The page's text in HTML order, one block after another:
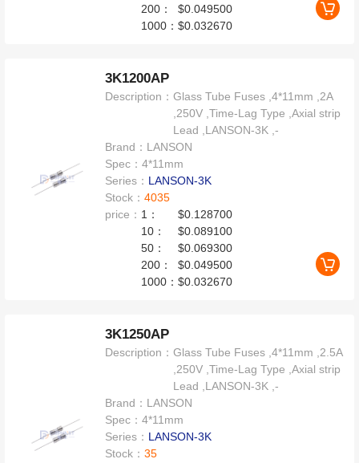
200：
$0.049500
1000：$0.032670
3K1200AP
Description：Glass Tube Fuses ,4*11mm ,2A
,250V ,Time-Lag Type ,Axial strip
Lead ,LANSON-3K ,-
Brand： LANSON
Spec：4*11mm
Series： LANSON-3K
Stock：4035
price： 1：
$0.128700
10：
$0.089100
50：
$0.069300
200：
$0.049500
1000：$0.032670
3K1250AP
Description：Glass Tube Fuses ,4*11mm ,2.5A
,250V ,Time-Lag Type ,Axial strip
Lead ,LANSON-3K ,-
Brand： LANSON
Spec：4*11mm
Series： LANSON-3K
Stock：35